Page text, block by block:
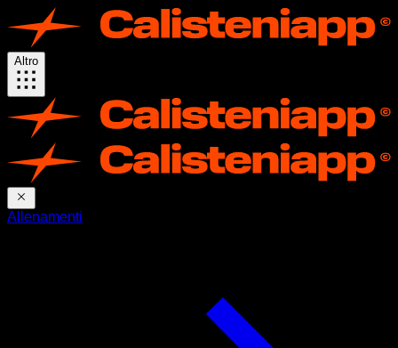
Altro
Allenamenti